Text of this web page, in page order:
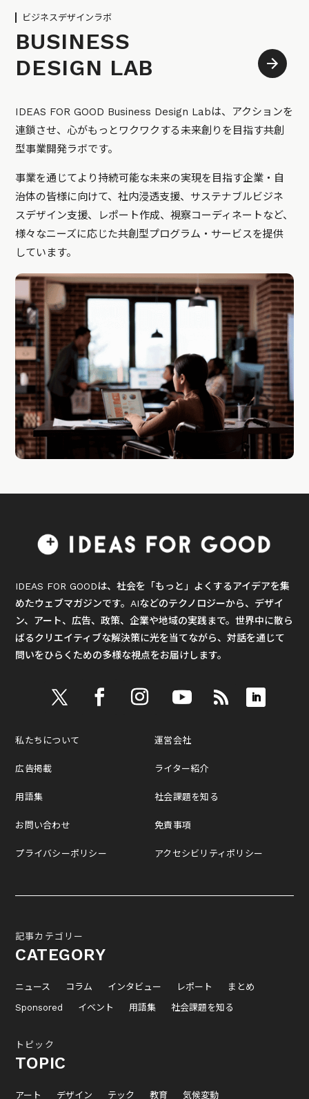
ビジネスデザインラボ
BUSINESS
DESIGN LAB
IDEAS FOR GOOD Business Design Labは、アクションを
連鎖させ、心がもっとワクワクする未来創りを目指す共創
型事業開発ラボです。
事業を通じてより持続可能な未来の実現を目指す企業・自
治体の皆様に向けて、社内浸透支援、サステナブルビジネ
スデザイン支援、レポート作成、視察コーディネートなど、
様々なニーズに応じた共創型プログラム・サービスを提供
しています。
IDEAS FOR GOODは、社会を「もっと」よくするアイデアを集
めたウェブマガジンです。AIなどのテクノロジーから、デザイ
ン、アート、広告、政策、企業や地域の実践まで。世界中に散ら
ばるクリエイティブな解決策に光を当てながら、対話を通じて
問いをひらくための多様な視点をお届けします。
私たちについて
広告掲載
用語集
お問い合わせ
プライバシーポリシー
運営会社
ライター紹介
社会課題を知る
免責事項
アクセシビリティポリシー
記事カテゴリー
CATEGORY
ニュース コラム インタビュー レポート
まとめ
Sponsored
イベント 用語集 社会課題を知る
トピック
TOPIC
アート デザイン テック 教育 気候変動